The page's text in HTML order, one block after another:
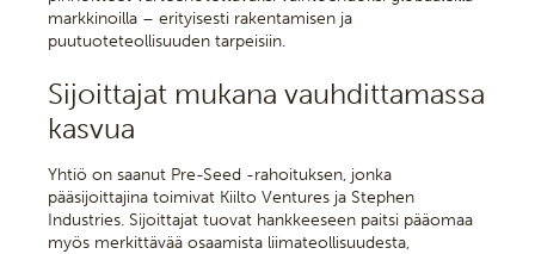
markkinoilla – erityisesti rakentamisen ja
puutuoteteollisuuden tarpeisiin.
Sijoittajat mukana vauhdittamassa
kasvua
Yhtiö on saanut Pre-Seed -rahoituksen, jonka
pääsijoittajina toimivat Kiilto Ventures ja Stephen
Industries. Sijoittajat tuovat hankkeeseen paitsi pääomaa
myös merkittävää osaamista liimateollisuudesta,